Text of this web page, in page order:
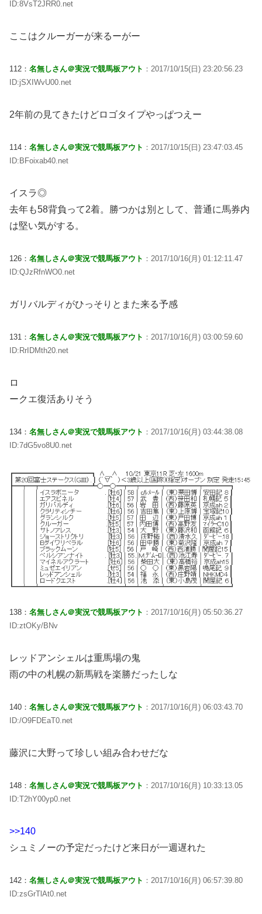
ID:8VsT2JRR0.net
ここはクルーガーが来るーがー
112： 名無しさん＠実況で競馬板アウト ：2017/10/15(日) 23:20:56.23
ID:jSXIWvU00.net
2年前の見てきたけどロゴタイプやっぱつえー
114： 名無しさん＠実況で競馬板アウト ：2017/10/15(日) 23:47:03.45
ID:BFoixab40.net
イスラ◎
去年も58背負って2着。勝つかは別として、普通に馬券内
は堅い気がする。
126： 名無しさん＠実況で競馬板アウト ：2017/10/16(月) 01:12:11.47
ID:QJzRfnWO0.net
ガリバルディがひっそりとまた来る予感
131： 名無しさん＠実況で競馬板アウト ：2017/10/16(月) 03:00:59.60
ID:RrIDMth20.net
ロ
ークエ復活ありそう
134： 名無しさん＠実況で競馬板アウト ：2017/10/16(月) 03:44:38.08
ID:7dG5vo8U0.net
138： 名無しさん＠実況で競馬板アウト ：2017/10/16(月) 05:50:36.27
ID:ztOKy/BNv
レッドアンシェルは重馬場の鬼
雨の中の札幌の新馬戦を楽勝だったしな
140： 名無しさん＠実況で競馬板アウト ：2017/10/16(月) 06:03:43.70
ID:/O9FDEaT0.net
藤沢に大野って珍しい組み合わせだな
148： 名無しさん＠実況で競馬板アウト ：2017/10/16(月) 10:33:13.05
ID:T2hY00yp0.net
>>140
シュミノーの予定だったけど来日が一週遅れた
142： 名無しさん＠実況で競馬板アウト ：2017/10/16(月) 06:57:39.80
ID:zsGrTlAt0.net